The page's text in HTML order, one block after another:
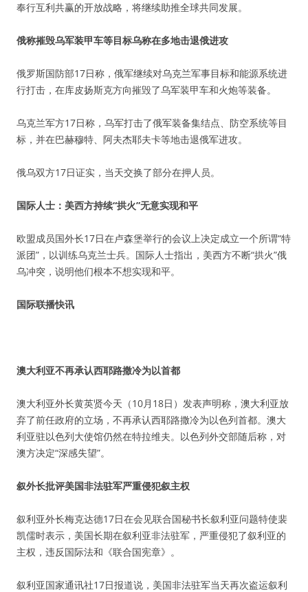
奉行互利共赢的开放战略，将继续助推全球共同发展。
俄称摧毁乌军装甲车等目标乌称在多地击退俄进攻
俄罗斯国防部17日称，俄军继续对乌克兰军事目标和能源系统进
行打击，在库皮扬斯克方向摧毁了乌军装甲车和火炮等装备。
乌克兰军方17日称，乌军打击了俄军装备集结点、防空系统等目
标，并在巴赫穆特、阿夫杰耶夫卡等地击退俄军进攻。
俄乌双方17日证实，当天交换了部分在押人员。
国际人士：美西方持续“拱火”无意实现和平
欧盟成员国外长17日在卢森堡举行的会议上决定成立一个所谓“特
派团”，以训练乌克兰士兵。国际人士指出，美西方不断“拱火”俄
乌冲突，说明他们根本不想实现和平。
国际联播快讯
澳大利亚不再承认西耶路撒冷为以首都
澳大利亚外长黄英贤今天（10月18日）发表声明称，澳大利亚放
弃了前任政府的立场，不再承认西耶路撒冷为以色列首都。澳大
利亚驻以色列大使馆仍然在特拉维夫。以色列外交部随后称，对
澳方决定“深感失望”。
叙外长批评美国非法驻军严重侵犯叙主权
叙利亚外长梅克达德17日在会见联合国秘书长叙利亚问题特使裴
凯儒时表示，美国长期在叙利亚非法驻军，严重侵犯了叙利亚的
主权，违反国际法和《联合国宪章》。
叙利亚国家通讯社17日报道说，美国非法驻军当天再次盗运叙利